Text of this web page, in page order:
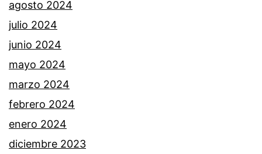
agosto 2024
julio 2024
junio 2024
mayo 2024
marzo 2024
febrero 2024
enero 2024
diciembre 2023